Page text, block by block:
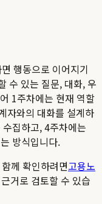
행동으로 이어지기
수 있는 질문, 대화, 우
1주차에는 현재 역할
자와의 대화를 설계하
집하고, 4주차에는
방식입니다.
께 확인하려면고용노
거로 검토할 수 있습